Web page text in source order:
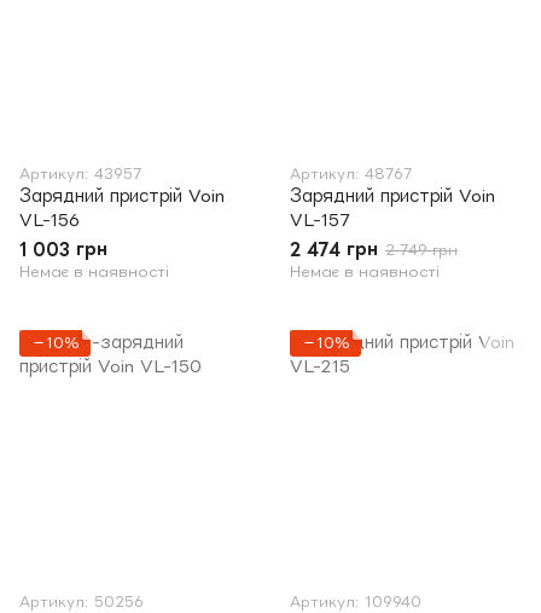
Артикул: 43957
Зарядний пристрій Voin
VL-156
1 003 грн
Немає в наявності
Артикул: 48767
Зарядний пристрій Voin
VL-157
2 474 грн 2 749 грн
Немає в наявності
−10%
Артикул: 50256
−10%
Артикул: 109940